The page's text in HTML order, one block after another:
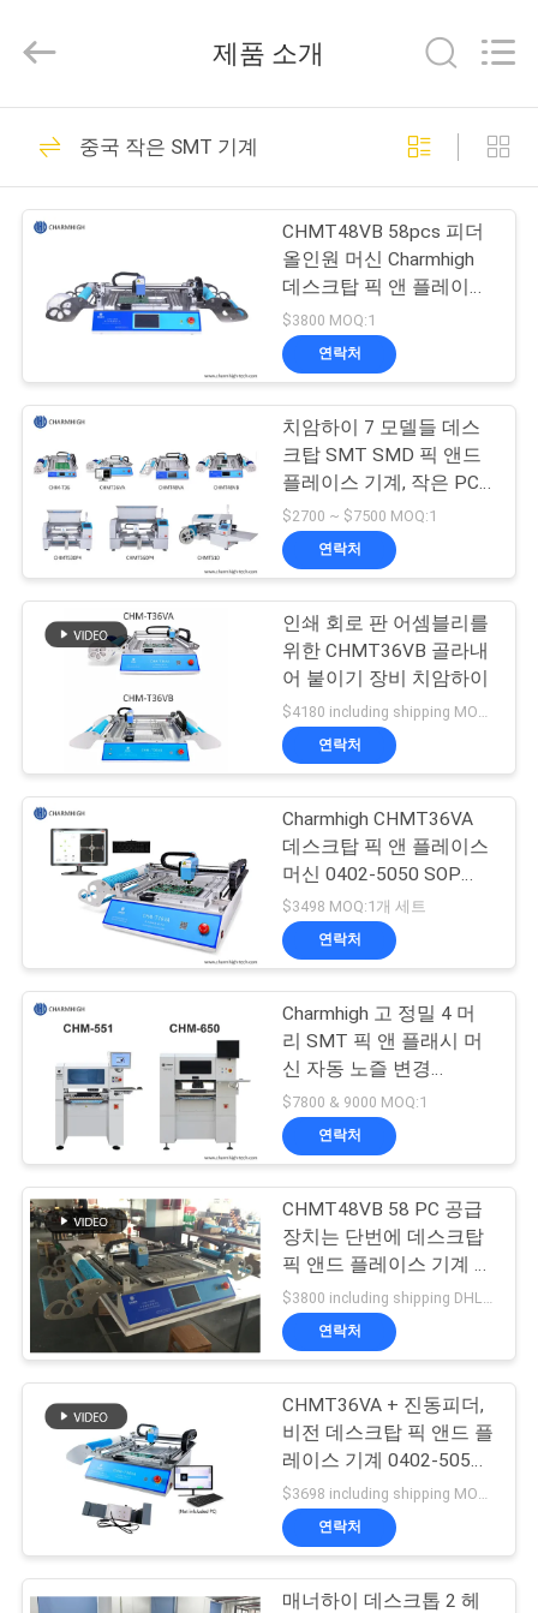
제
디
리
것
학
관
리
희
소
Copyright
-
CHARMHIGH
TECHNOLOGY
All
Reserved.
SMT 후비는 물건과
장소 기계
74
SMT 생산 라인
37
스텐슬 인쇄 기계
23
SMT 썰물 오븐
SMT 지류
21
작은 SMT 기계
21
제품 소개
중국 작은 SMT 기계
CHMT48VB 58pcs 피더
올인원 머신 Charmhigh
데스크탑 픽 앤 플레이스
머신 소형 SMT 머신
$3800 MOQ:1
연락처
치암하이 7 모델들 데스
크탑 SMT SMD 픽 앤드
플레이스 기계, 작은 PCB
머싱 기계
$2700 ~ $7500 MOQ:1
연락처
인쇄 회로 판 어셈블리를
위한 CHMT36VB 골라내
어 붙이기 장비 치암하이
연락처
Charmhigh CHMT36VA
데스크탑 픽 앤 플레이스
머신 0402-5050 SOP
QFN
$3498 MOQ:1개 세트
연락처
Charmhigh 고 정밀 4 머
리 SMT 픽 앤 플래시 머
신 자동 노즐 변경
CPKCPK≥1.0
$7800 & 9000 MOQ:1
연락처
CHMT48VB 58 PC 공급
장치는 단번에 데스크탑
픽 앤드 플레이스 기계 작
은 SMT 기계를 기계화합
니다연락처
CHMT36VA + 진동피더,
비전 데스크탑 픽 앤드 플
레이스 기계 0402-5050
SOP QFN
연락처
매너하이 데스크톱 2 헤